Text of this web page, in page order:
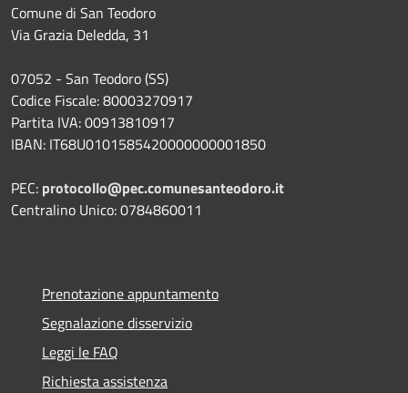
Comune di San Teodoro
Via Grazia Deledda, 31
07052 - San Teodoro (SS)
Codice Fiscale: 80003270917
Partita IVA: 00913810917
IBAN: IT68U0101585420000000001850
PEC: protocollo@pec.comunesanteodoro.it
Centralino Unico: 0784860011
Prenotazione appuntamento
Segnalazione disservizio
Leggi le FAQ
Richiesta assistenza